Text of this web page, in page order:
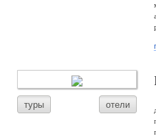
туры отели